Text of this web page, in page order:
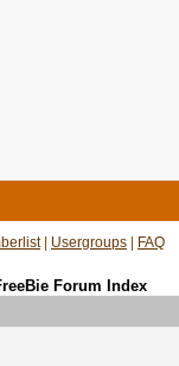
| Usergroups FAQ
Forum Index